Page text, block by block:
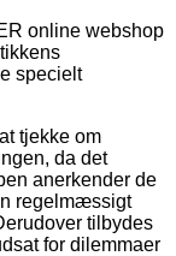
online webshop
specielt
tjekke om
da det
anerkender de
regelmæssigt
tilbydes
for dilemmaer